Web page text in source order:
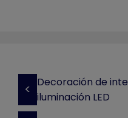
< Decoración de
iluminación LED